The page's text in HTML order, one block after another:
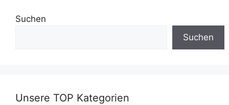
Suchen
Suchen
Unsere TOP Kategorien